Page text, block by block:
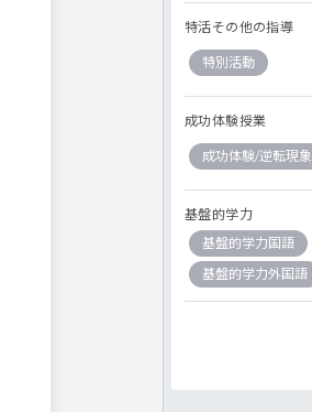
特活その他の指導
特別活動
成功体験授業
成功体験/逆転現象
基盤的学力
基盤的学力国語
基盤的学力外国語